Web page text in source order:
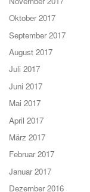
Oktober 2017
September 2017
August 2017
Juli 2017
Juni 2017
Mai 2017
April 2017
März 2017
Februar 2017
Januar 2017
Dezember 2016